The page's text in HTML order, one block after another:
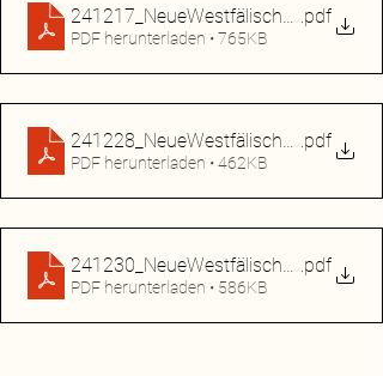
.pdf
PDF herunterladen • 765KB
241228_NeueWestfälische_Seltaebs
.pdf
PDF herunterladen • 462KB
.pdf
PDF herunterladen • 586KB